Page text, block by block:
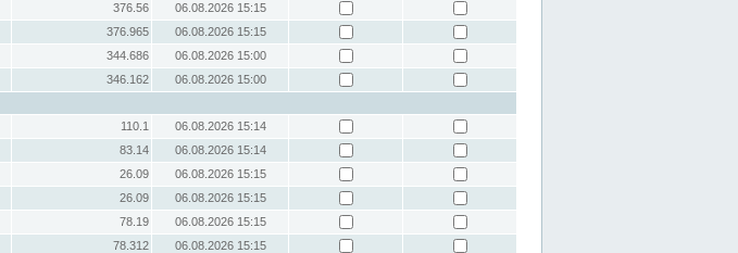
376.56
06.08.2026 15:15
376.965
06.08.2026 15:15
344.686
06.08.2026 15:00
346.162
06.08.2026 15:00
110.1
06.08.2026 15:14
83.14
06.08.2026 15:14
26.09
06.08.2026 15:15
26.09
06.08.2026 15:15
78.19
06.08.2026 15:15
78.312
06.08.2026 15:15